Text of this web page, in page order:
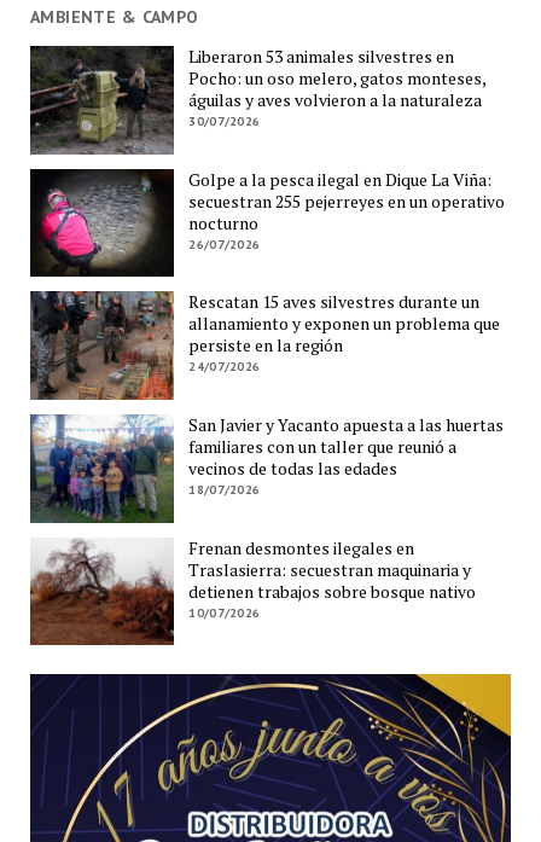
AMBIENTE & CAMPO
Liberaron 53 animales silvestres en
Pocho: un oso melero, gatos monteses,
águilas y aves volvieron a la naturaleza
30/07/2026
Golpe a la pesca ilegal en Dique La Viña:
secuestran 255 pejerreyes en un operativo
nocturno
26/07/2026
Rescatan 15 aves silvestres durante un
allanamiento y exponen un problema que
persiste en la región
24/07/2026
San Javier y Yacanto apuesta a las huertas
familiares con un taller que reunió a
vecinos de todas las edades
18/07/2026
Frenan desmontes ilegales en
Traslasierra: secuestran maquinaria y
detienen trabajos sobre bosque nativo
10/07/2026